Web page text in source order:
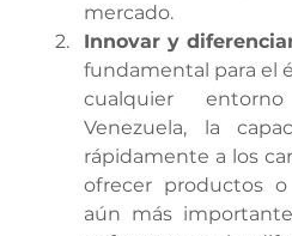
mercado.
Innovar y
fundamental para el
cualquier
Venezuela, la
rápidamente a los
ofrecer productos
aún más